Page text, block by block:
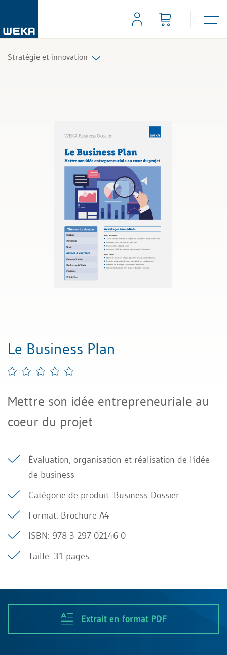
Stratégie et innovation
Le Business Plan
Mettre son idée entrepreneuriale au
coeur du projet
Évaluation, organisation et réalisation de l'idée
de business
Catégorie de produit: Business Dossier
Format: Brochure A4
ISBN: 978-3-297-02146-0
Taille: 31 pages
Extrait en format PDF